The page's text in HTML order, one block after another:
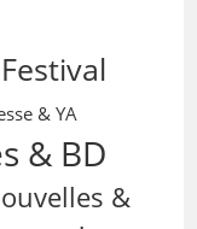
Festival
& YA
& BD
&